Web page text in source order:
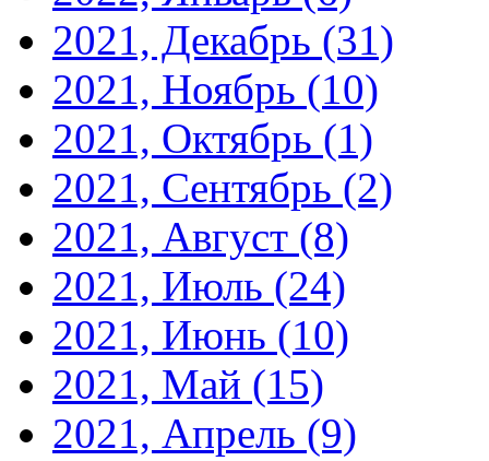
2021, Декабрь (31)
2021, Ноябрь (10)
2021, Октябрь (1)
2021, Сентябрь (2)
2021, Август (8)
2021, Июль (24)
2021, Июнь (10)
2021, Май (15)
2021, Апрель (9)